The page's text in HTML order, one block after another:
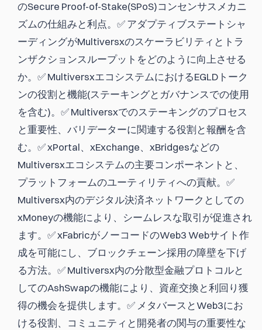
のSecure Proof-of-Stake(SPoS)コンセンサスメカニ
ズムの仕組みと利点。✅ アダプティブステートシャ
ーディングがMultiversxのスケーラビリティとトラ
ンザクションスループットをどのように向上させる
か。✅ MultiversxエコシステムにおけるEGLDトーク
ンの役割と機能(ステーキングとガバナンスでの使用
を含む)。✅ Multiversxでのステーキングのプロセス
と重要性、バリデーターに関連する役割と報酬を含
む。✅ xPortal、xExchange、xBridgesなどの
Multiversxエコシステムの主要コンポーネントと、
プラットフォームのユーティリティへの貢献。✅
Multiversx内のデジタル決済ネットワークとしての
xMoneyの機能により、シームレスな取引が促進され
ます。✅ xFabricがノーコードのWeb3 Webサイト作
成を可能にし、ブロックチェーン採用の障壁を下げ
る方法。✅ Multiversx内の分散型金融プロトコルと
してのAshSwapの機能により、資産交換と利回り獲
得の機会を提供します。✅ メタバースとWeb3にお
ける役割、コミュニティと開発者の関与の重要性な